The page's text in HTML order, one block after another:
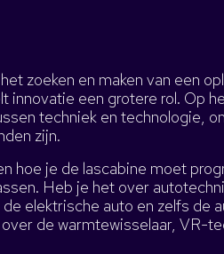
zoeken en maken van een
innovatie een grotere rol. Op
techniek en technologie,
zijn.
hoe je de lascabine moet
Heb je het over
elektrische auto en zelfs de
de warmtewisselaar, VR-